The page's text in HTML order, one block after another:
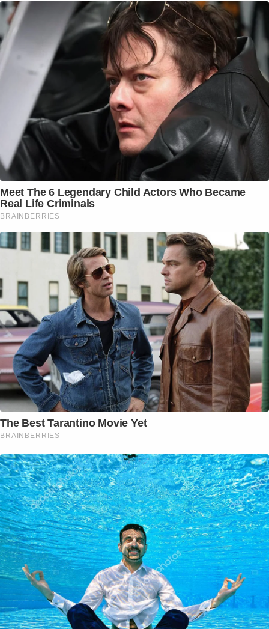
Meet The 6 Legendary Child Actors Who Became
Real Life Criminals
BRAINBERRIES
The Best Tarantino Movie Yet
BRAINBERRIES